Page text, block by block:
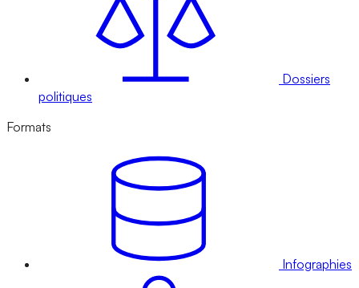
Dossiers
politiques
Formats
Infographies